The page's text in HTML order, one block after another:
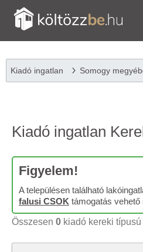
Kiadó ingatlan Somogy
Kiadó ingatlan
Figyelem!
A településen található
falusi CSOK támogatás vehető
Összesen 0 kiadó kereki